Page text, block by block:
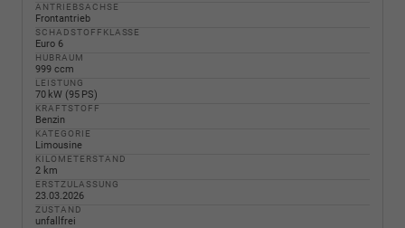
ANTRIEBSACHSE
Frontantrieb
SCHADSTOFFKLASSE
Euro 6
HUBRAUM
999 ccm
LEISTUNG
70 kW (95 PS)
KRAFTSTOFF
Benzin
KATEGORIE
Limousine
KILOMETERSTAND
2 km
ERSTZULASSUNG
23.03.2026
ZUSTAND
unfallfrei